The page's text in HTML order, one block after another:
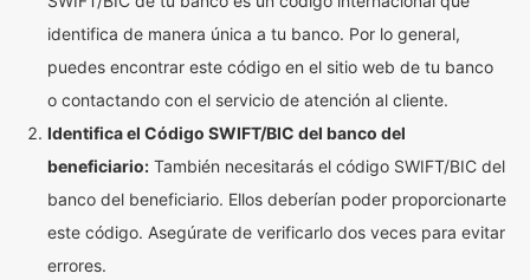
identifica de manera única a tu banco. Por lo general,
puedes encontrar este código en el sitio web de tu banco
o contactando con el servicio de atención al cliente.
Identifica el Código SWIFT/BIC del banco del
beneficiario: También necesitarás el código SWIFT/BIC del
banco del beneficiario. Ellos deberían poder proporcionarte
este código. Asegúrate de verificarlo dos veces para evitar
errores.